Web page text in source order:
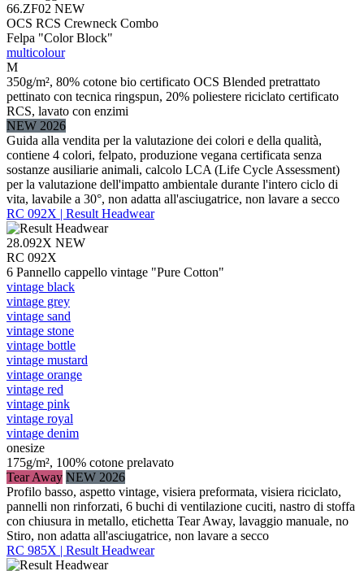
66.ZF02 NEW
OCS RCS Crewneck Combo
Felpa "Color Block"
multicolour
M
350g/m², 80% cotone bio certificato OCS Blended pretrattato
pettinato con tecnica ringspun, 20% poliestere riciclato certificato
RCS, lavato con enzimi
NEW 2026
Guida alla vendita per la valutazione dei colori e della qualità,
contiene 4 colori, felpato, produzione vegana certificata senza
sostanze ausiliarie animali, calcolo LCA (Life Cycle Assessment)
per la valutazione dell'impatto ambientale durante l'intero ciclo di
vita, lavabile a 30°, non adatta all'asciugatrice, non lavare a secco
RC 092X | Result Headwear
28.092X NEW
RC 092X
6 Pannello cappello vintage "Pure Cotton"
vintage black
vintage grey
vintage sand
vintage stone
vintage bottle
vintage mustard
vintage orange
vintage red
vintage pink
vintage royal
vintage denim
onesize
175g/m², 100% cotone prelavato
Tear Away NEW 2026
Profilo basso, aspetto vintage, visiera preformata, visiera riciclato,
pannelli non rinforzati, 6 buchi di ventilazione cuciti, nastro di stoffa
con chiusura in metallo, etichetta Tear Away, lavaggio manuale, no
Stiro, non adatta all'asciugatrice, non lavare a secco
RC 985X | Result Headwear